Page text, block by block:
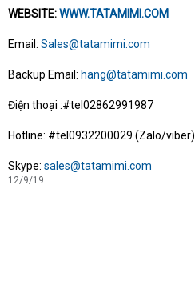
WEBSITE:WWW.TATAMIMI.COM
Email: Sales@tatamimi.com
Backup Email: hang@tatamimi.com
Điện thoại :#tel02862991987
Hotline: #tel0932200029 (Zalo/viber)
Skype: sales@tatamimi.com
12/9/19